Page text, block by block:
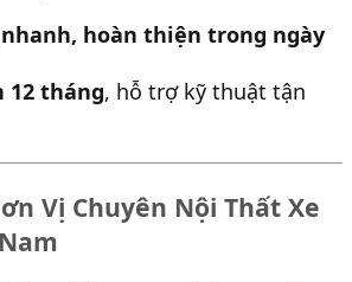
hoàn thiện trong ngày
12 tháng, hỗ trợ kỹ thuật tận
Vị Chuyên Nội Thất Xe